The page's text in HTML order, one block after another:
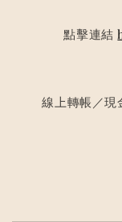
點擊連結
線上轉帳／現